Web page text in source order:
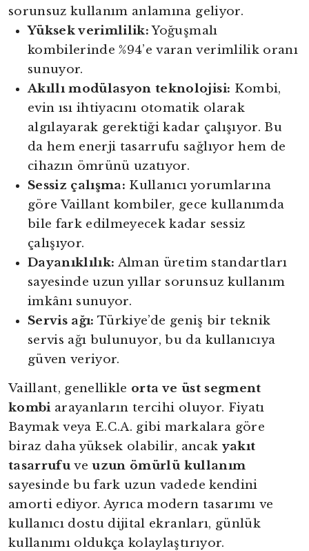
sorunsuz kullanım anlamına geliyor.
Yüksek verimlilik:Yoğuşmalı
kombilerinde %94’e varan verimlilik oranı
sunuyor.
Akıllı modülasyon teknolojisi: Kombi,
evin ısı ihtiyacını otomatik olarak
algılayarak gerektiği kadar çalışıyor. Bu
da hem enerji tasarrufu sağlıyor hem de
cihazın ömrünü uzatıyor.
Sessiz çalışma: Kullanıcı yorumlarına
göre Vaillant kombiler, gece kullanımda
bile fark edilmeyecek kadar sessiz
çalışıyor.
Dayanıklılık: Alman üretim standartları
sayesinde uzun yıllar sorunsuz kullanım
imkânı sunuyor.
Servis ağı: Türkiye’de geniş bir teknik
servis ağı bulunuyor, bu da kullanıcıya
güven veriyor.
Vaillant, genellikle orta ve üst segment
kombiarayanların tercihi oluyor. Fiyatı
Baymak veya E.C.A. gibi markalara göre
biraz daha yüksek olabilir, ancak yakıt
tasarrufuveuzun ömürlü kullanım
sayesinde bu fark uzun vadede kendini
amorti ediyor. Ayrıca modern tasarımı ve
kullanıcı dostu dijital ekranları, günlük
kullanımı oldukça kolaylaştırıyor.